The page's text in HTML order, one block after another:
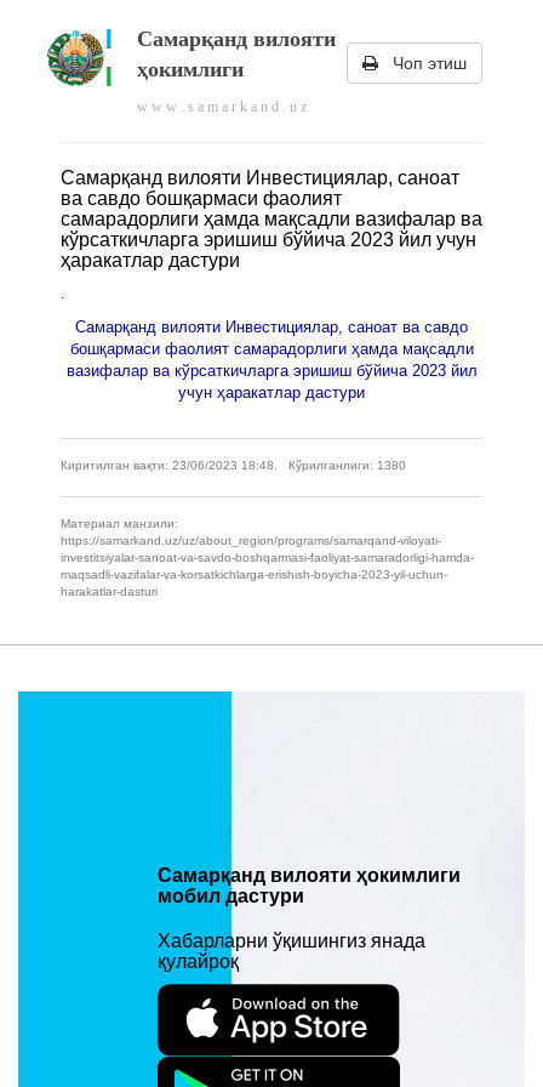
Самарқанд вилояти
ҳокимлиги
w w w . s a m a r k a n d . u z
Чоп этиш
Самарқанд вилояти Инвестициялар, саноат
ва савдо бошқармаси фаолият
самарадорлиги ҳамда мақсадли вазифалар ва
кўрсаткичларга эришиш бўйича 2023 йил учун
ҳаракатлар дастури
.
Самарқанд вилояти Инвестициялар, саноат ва савдо
бошқармаси фаолият самарадорлиги ҳамда мақсадли
вазифалар ва кўрсаткичларга эришиш бўйича 2023 йил
учун ҳаракатлар дастури
Киритилган вақти: 23/06/2023 18:48. Кўрилганлиги: 1380
Материал манзили:
https://samarkand.uz/uz/about_region/programs/samarqand-viloyati-
investitsiyalar-sanoat-va-savdo-boshqarmasi-faoliyat-samaradorligi-hamda-
maqsadli-vazifalar-va-korsatkichlarga-erishish-boyicha-2023-yil-uchun-
harakatlar-dasturi
Самарқанд вилояти ҳокимлиги
мобил дастури
Хабарларни ўқишингиз янада
қулайроқ